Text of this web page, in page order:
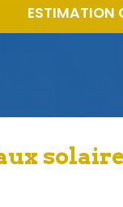
ESTIMATION